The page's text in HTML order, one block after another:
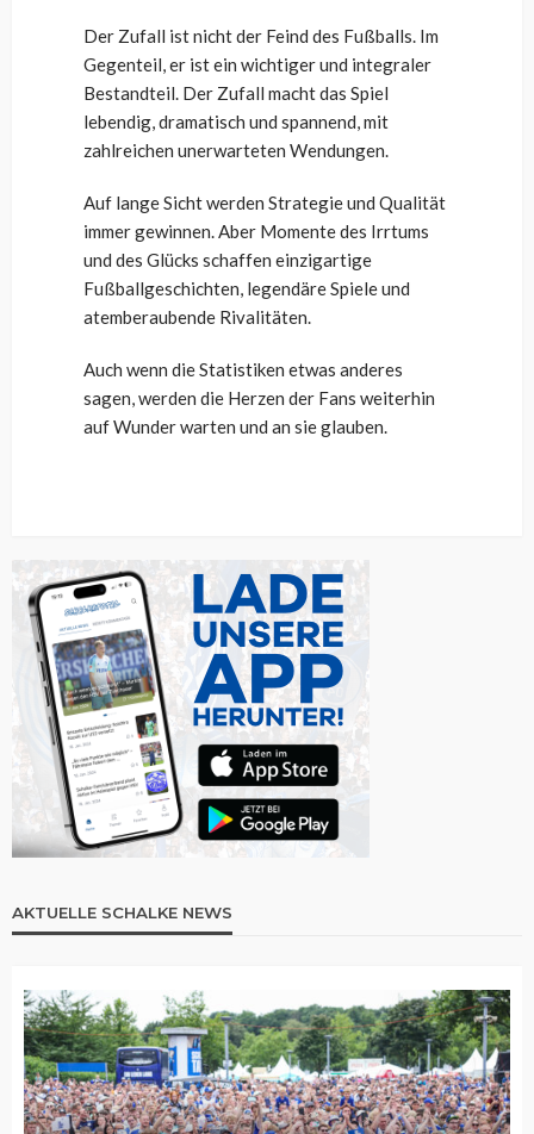
Der Zufall ist nicht der Feind des Fußballs. Im
Gegenteil, er ist ein wichtiger und integraler
Bestandteil. Der Zufall macht das Spiel
lebendig, dramatisch und spannend, mit
zahlreichen unerwarteten Wendungen.
Auf lange Sicht werden Strategie und Qualität
immer gewinnen. Aber Momente des Irrtums
und des Glücks schaffen einzigartige
Fußballgeschichten, legendäre Spiele und
atemberaubende Rivalitäten.
Auch wenn die Statistiken etwas anderes
sagen, werden die Herzen der Fans weiterhin
auf Wunder warten und an sie glauben.
AKTUELLE SCHALKE NEWS